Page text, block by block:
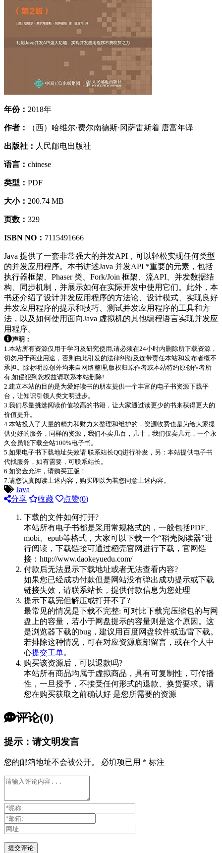
年份： 2018年
作者： （西）哈维尔·费尔南德斯·冈萨雷斯着 唐富年译
出版社： 人民邮电出版社
语言： chinese
类型： PDF
大小： 200.74 MB
页数： 329
ISBN NO： 7115491666
Java 提供了一套非常强大的并发API，可以轻松实现任何类型
的并发应用程序。本书讲述Java 并发API *重要的元素，包括
执行器框架、Phaser 类、Fork/Join 框架、流API、并发数据结
构、同步机制，并展示如何在实际开发中使用它们。此外，本
书还介绍了设计并发应用程序的方法论、设计模式、实现良好
并发应用程序的提示和技巧、测试并发应用程序的工具和方
法，以及如何使用面向Java 虚拟机的其他编程语言实现并发应
用程序。
声明：
1.本站所有资源仅用于学习及研究使用,请必须在24小时内删除所下载资源，
切勿用于商业用途，否则由此引发的法律纠纷及连带责任本站和发布者概不
承担。除标明原创外均来自网络整理,版权归原作者或本站特约原创作者所
有,如侵犯到您权益请联系本站删除!
2.建立本站的目的是为爱好读书的朋友提供一个丰富的电子书资源下载平
台，让知识引领人类文明进步。
3.我们尽量挑选阅读价值较高的书籍，让大家通过读更少的书来获得更大的
价值提升。
4.本站投入了大量的精力和财力来整理和维护的，资源收费也是为给大家提
供更好的服务，同样的资源，我们不卖几百，几十，我们仅卖几元，一个永
久会员能下载全站100%电子书。
5.如果电子书下载地址失效请 联系站长QQ进行补发，另：本站提供电子书
代找服务，如有需要，可联系站长。
6.如资金允许，请购买正版！
7.请您认真阅读上述内容，购买即以为着您同意上述内容。
Java
分享
收藏 点赞(0)
下载的文件如何打开?
本站所有电子书都是采用常规格式的，一般包括PDF、
mobi、epub等格式，大家可以下载一个“稻壳阅读器”进
行阅读，下载链接可通过稻壳官网进行下载，官网链
接：http://www.daokeyuedu.com/
付款后无法显示下载地址或者无法查看内容?
如果您已经成功付款但是网站没有弹出成功提示或下载
链接失效，请联系站长，提供付款信息为您处理
提示下载完但解压或打开不了?
最常见的情况是下载不完整: 可对比下载完压缩包的与网
盘上的容量，若小于网盘提示的容量则是这个原因。这
是浏览器下载的bug，建议用百度网盘软件或迅雷下载。
若排除这种情况，可在对应资源底部留言，或在个人中
心提交工单。
购买该资源后，可以退款吗?
本站所有商品均属于虚拟商品，具有可复制性，可传播
性，一旦授予，不接受任何形式的退款、换货要求。请
您在购买获取之前确认好 是您所需要的资源
评论(0)
提示：请文明发言
您的邮箱地址不会被公开。 必填项已用 * 标注